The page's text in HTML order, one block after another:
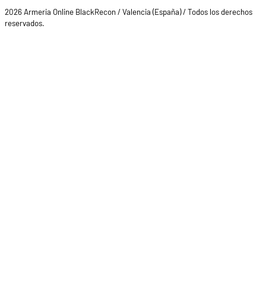
2026 Armeria Online BlackRecon / Valencia (España) / Todos los derechos
reservados.